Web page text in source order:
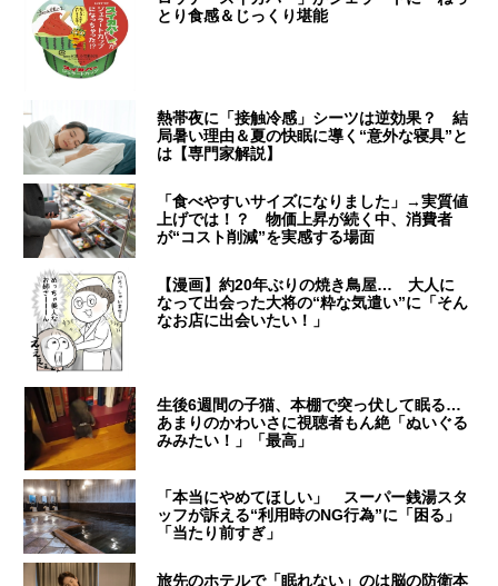
とり食感＆じっくり堪能
熱帯夜に「接触冷感」シーツは逆効果？ 結
局暑い理由＆夏の快眠に導く“意外な寝具”と
は【専門家解説】
「食べやすいサイズになりました」→実質値
上げでは！？ 物価上昇が続く中、消費者
が“コスト削減”を実感する場面
【漫画】約20年ぶりの焼き鳥屋… 大人に
なって出会った大将の“粋な気遣い”に「そん
なお店に出会いたい！」
生後6週間の子猫、本棚で突っ伏して眠る…
あまりのかわいさに視聴者もん絶「ぬいぐる
みみたい！」「最高」
「本当にやめてほしい」 スーパー銭湯スタ
ッフが訴える“利用時のNG行為”に「困る」
「当たり前すぎ」
旅先のホテルで「眠れない」のは脳の防衛本